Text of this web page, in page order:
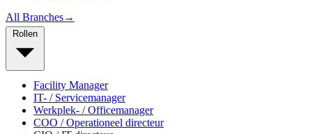
All Branches→
Facility Manager
IT- / Servicemanager
Werkplek- / Officemanager
COO / Operationeel directeur